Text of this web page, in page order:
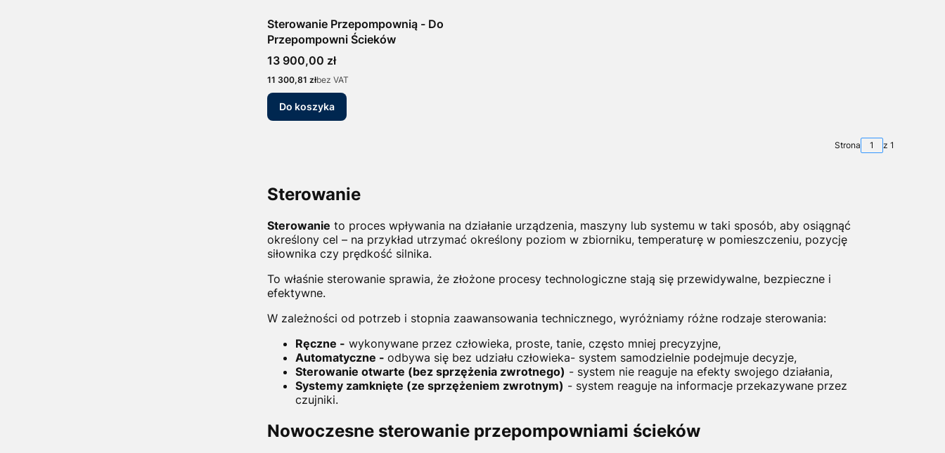
Sterowanie Przepompownią - Do
Przepompowni Ścieków
Cena
13 900,00 zł
Cena
11 300,81 złbez VAT
Do koszyka
Strona z 1
Sterowanie
Sterowanie to proces wpływania na działanie urządzenia, maszyny lub systemu w taki sposób, aby osiągnąć
określony cel – na przykład utrzymać określony poziom w zbiorniku, temperaturę w pomieszczeniu, pozycję
siłownika czy prędkość silnika.
To właśnie sterowanie sprawia, że złożone procesy technologiczne stają się przewidywalne, bezpieczne i
efektywne.
W zależności od potrzeb i stopnia zaawansowania technicznego, wyróżniamy różne rodzaje sterowania:
Ręczne - wykonywane przez człowieka, proste, tanie, często mniej precyzyjne,
Automatyczne - odbywa się bez udziału człowieka- system samodzielnie podejmuje decyzje,
Sterowanie otwarte (bez sprzężenia zwrotnego) - system nie reaguje na efekty swojego działania,
Systemy zamknięte (ze sprzężeniem zwrotnym) - system reaguje na informacje przekazywane przez
czujniki.
Nowoczesne sterowanie przepompowniami ścieków